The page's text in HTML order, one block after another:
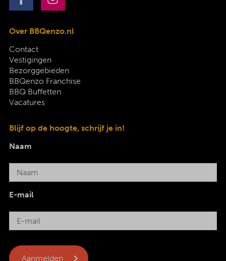
Over BBQenzo.nl
Contact
Vestigingen
Bezorggebieden
BBQenzo Franchise
BBQ Buffetten
Vacatures
Blijf op de hoogte, schrijf je in!
Naam
E-mail